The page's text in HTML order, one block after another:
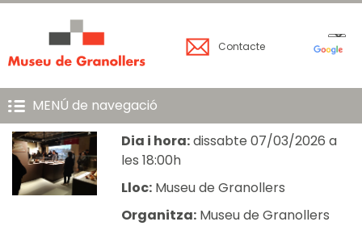
Contacte
MENÚ de navegació
Dia i hora:dissabte 07/03/2026 a
les 18:00h
Lloc:Museu de Granollers
Organitza:Museu de Granollers